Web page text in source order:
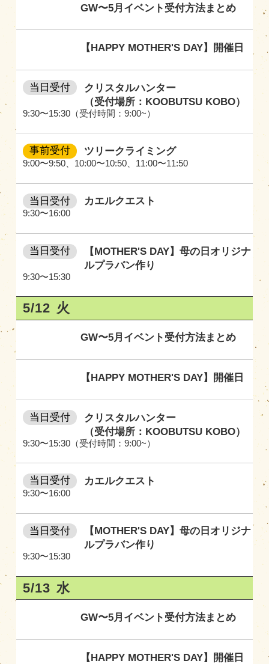
GW〜5月イベント受付方法まとめ
【HAPPY MOTHER'S DAY】開催日
9:30〜15:30（受付時間：9:00~）
当日受付
クリスタルハンター
（受付場所：KOOBUTSU KOBO）
9:00〜9:50 10:00〜10:50 11:00〜11:50
事前受付 ツリークライミング
9:30〜16:00
当日受付 カエルクエスト
9:30〜15:30
当日受付
【MOTHER'S DAY】母の日オリジナ
ルプラバン作り
5/12 火
GW〜5月イベント受付方法まとめ
【HAPPY MOTHER'S DAY】開催日
9:30〜15:30（受付時間：9:00~）
当日受付
クリスタルハンター
（受付場所：KOOBUTSU KOBO）
9:30〜16:00
当日受付 カエルクエスト
9:30〜15:30
当日受付
【MOTHER'S DAY】母の日オリジナ
ルプラバン作り
5/13 水
GW〜5月イベント受付方法まとめ
【HAPPY MOTHER'S DAY】開催日